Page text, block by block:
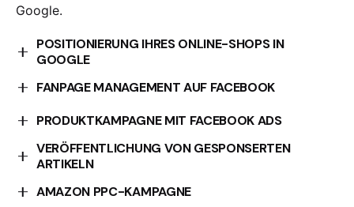
Google.
POSITIONIERUNG IHRES ONLINE-SHOPS IN
GOOGLE
Optimieren Sie die Positionierung Ihres Online-Shops
FANPAGE MANAGEMENT AUF FACEBOOK
Wir kümmern uns um die Verwaltung Ihrer Facebook-
Fanpage.
PRODUKTKAMPAGNE MIT FACEBOOK ADS
Starten Sie Ihre Produktkampagne effektiv mit
Facebook Ads.
VERÖFFENTLICHUNG VON GESPONSERTEN
ARTIKELN
Erhöhen Sie Ihre Sichtbarkeit mit gesponserten
AMAZON PPC-KAMPAGNE